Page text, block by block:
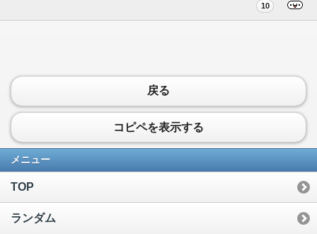
10
戻る
コピペを表示する
メニュー
TOP
ランダム